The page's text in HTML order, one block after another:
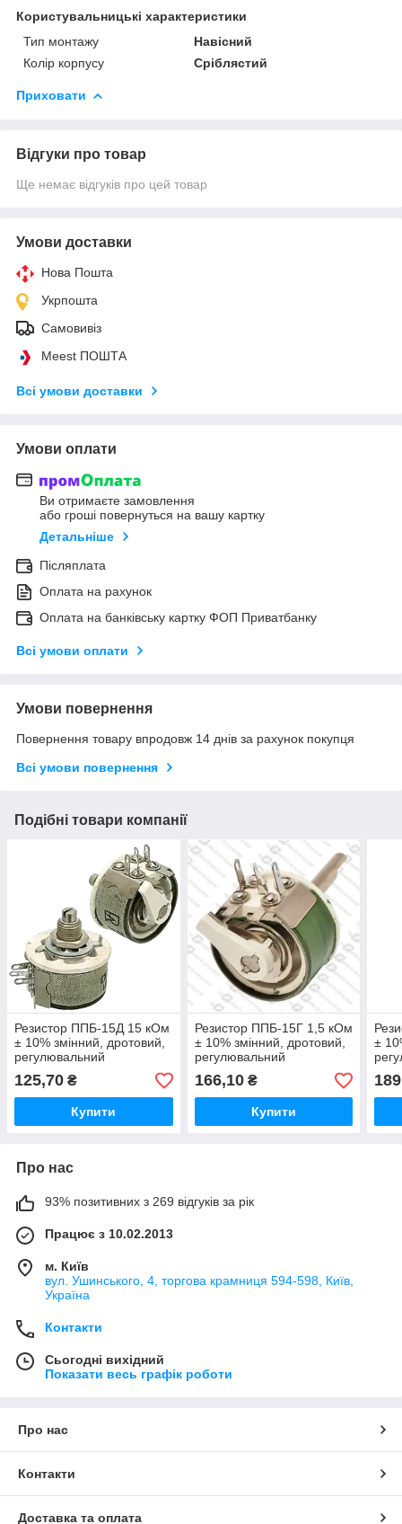
Користувальницькі характеристики
Тип монтажу
Навісний
Колір корпусу
Сріблястий
Приховати
Відгуки про товар
Ще немає відгуків про цей товар
Умови доставки
Нова Пошта
Укрпошта
Самовивіз
Meest ПОШТА
Всі умови доставки
Умови оплати
Ви отримаєте замовлення
або гроші повернуться на вашу картку
Детальніше
Післяплата
Оплата на рахунок
Оплата на банківську картку ФОП Приватбанку
Всі умови оплати
Умови повернення
Повернення товару впродовж 14 днів за рахунок покупця
Всі умови повернення
Подібні товари компанії
Резистор ППБ-15Д 15 кОм
± 10% змінний, дротовий,
регулювальний
125,70 ₴
Купити
Резистор ППБ-15Г 1,5 кОм
± 10% змінний, дротовий,
регулювальний
166,10₴
Купити
±
Про нас
93% позитивних з 269 відгуків за рік
Працює з 10.02.2013
м. Київ
вул. Ушинського, 4, торгова крамниця 594-598, Київ,
Україна
Контакти
Сьогодні вихідний
Показати весь графік роботи
Про нас
Контакти
Доставка та оплата